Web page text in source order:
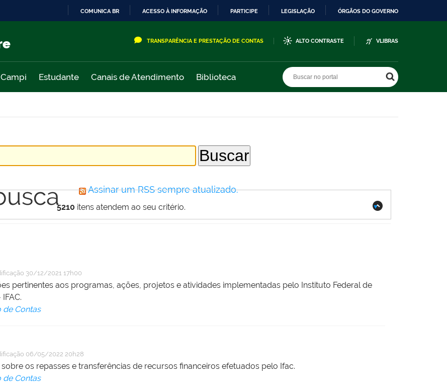
COMUNICA BR ACESSO À INFORMAÇÃO PARTICIPE LEGISLAÇÃO ÓRGÃOS DO GOVERNO
TRANSPARÊNCIA E PRESTAÇÃO DE CONTAS ALTO CONTRASTE VLIBRAS
Campi Estudante Canais de Atendimento Biblioteca
Assinar um RSS sempre atualizado.
5210 itens atendem ao seu critério.
30/12/2021 17h00
pertinentes aos programas, ações, projetos e atividades implementadas pelo Instituto Federal de
de Contas
06/05/2022 20h28
os repasses e transferências de recursos financeiros efetuados pelo Ifac.
de Contas